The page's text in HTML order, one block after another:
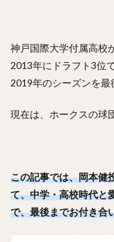
神戸国際大学付属高校
2013年にドラフト3位
2019年のシーズンを最
現在は、ホークスの球
この記事では、岡本健
て、中学・高校時代と
で、最後までお付き合
古澤勝吾（ふるさ
大本将吾（おおも
島袋洋奨（しまぶ
木村文紀（きむら
奥川恭伸（おくが
近藤健介（こんど
王柏融（ワン・ボ
大谷翔平（おおた